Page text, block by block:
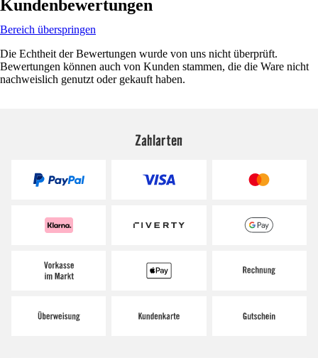
Kundenbewertungen
Bereich überspringen
Die Echtheit der Bewertungen wurde von uns nicht überprüft.
Bewertungen können auch von Kunden stammen, die die Ware nicht
nachweislich genutzt oder gekauft haben.
Zahlarten